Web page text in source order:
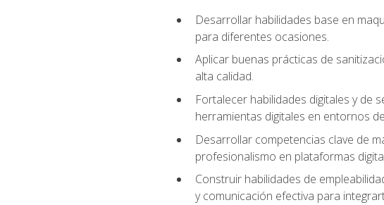
Desarrollar habilidades base en
para diferentes ocasiones.
Aplicar buenas prácticas de
alta calidad.
Fortalecer habilidades digitales y de
herramientas digitales en entornos
Desarrollar competencias clave de
profesionalismo en plataformas
Construir habilidades de
y comunicación efectiva para